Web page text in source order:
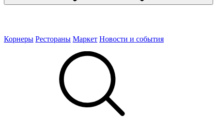
Корнеры Рестораны Маркет Новости и события